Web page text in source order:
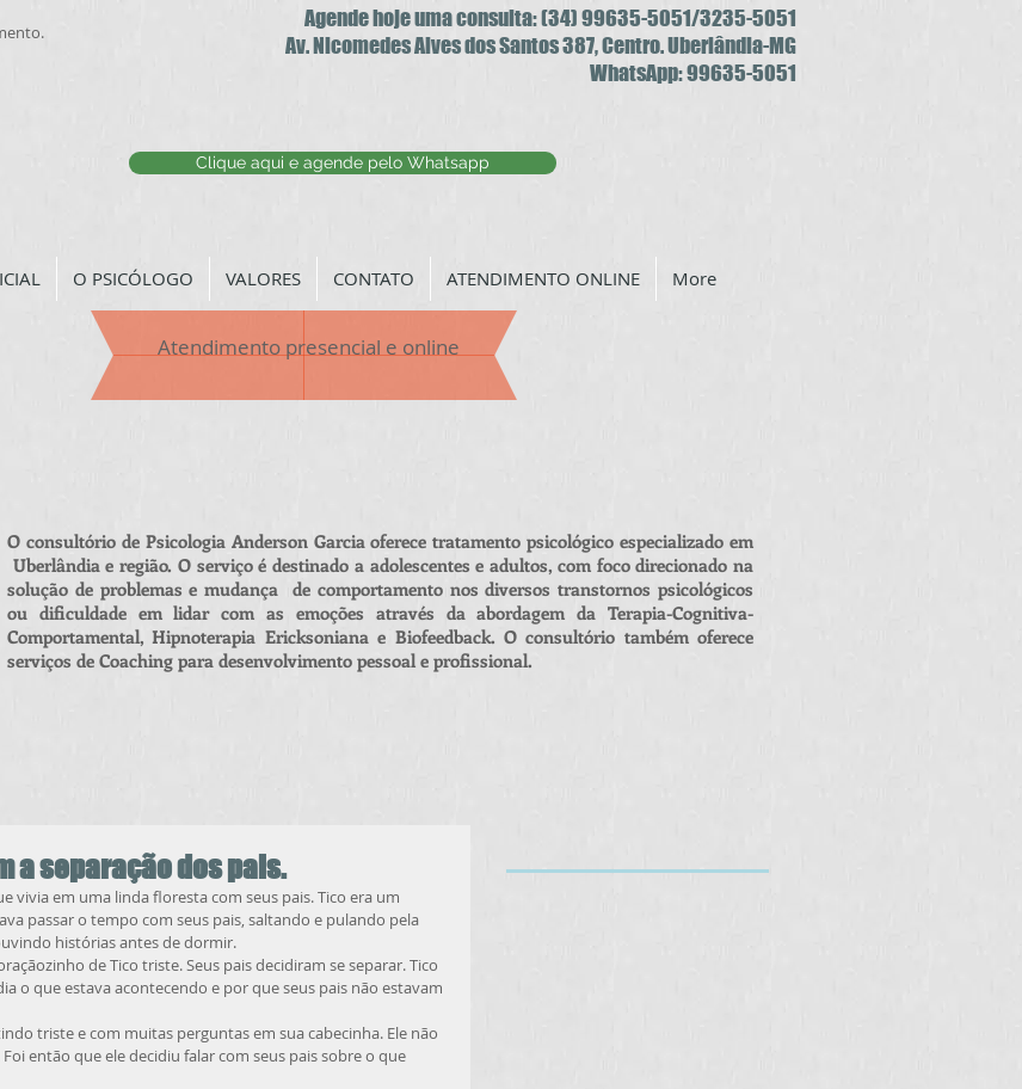
Agende hoje uma consulta: (34) 99635-5051/3235-5051
Av. Nicomedes Alves dos Santos 387, Centro. Uberlândia-MG
WhatsApp: 99635-5051
Clique aqui e agende pelo Whatsapp
O PSICÓLOGO VALORES CONTATO ATENDIMENTO ONLINE More
O consultório de Psicologia Anderson Garcia oferece tratamento psicológico especializado em
Uberlândia e região. O serviço é destinado a adolescentes e adultos, com foco direcionado na
solução de problemas e mudança de comportamento nos diversos transtornos psicológicos
ou dificuldade em lidar com as emoções através da abordagem da Terapia-Cognitiva-
Comportamental, Hipnoterapia Ericksoniana e Biofeedback. O consultório também oferece
serviços de Coaching para desenvolvimento pessoal e profissional.
Atendimento presencial e online
a separação dos pais.
vivia em uma linda floresta com seus pais. Tico era um
passar o tempo com seus pais, saltando e pulando pela
histórias antes de dormir.
de Tico triste. Seus pais decidiram se separar. Tico
o que estava acontecendo e por que seus pais não estavam
triste e com muitas perguntas em sua cabecinha. Ele não
então que ele decidiu falar com seus pais sobre o que